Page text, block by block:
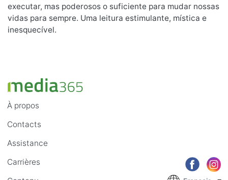
executar, mas poderosos o suficiente para mudar nossas
vidas para sempre. Uma leitura estimulante, mística e
inesquecível.
À propos
Contacts
Assistance
Carrières